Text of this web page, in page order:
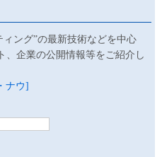
ング”の最新技術などを中心
、企業の公開情報等をご紹介し
ナウ]